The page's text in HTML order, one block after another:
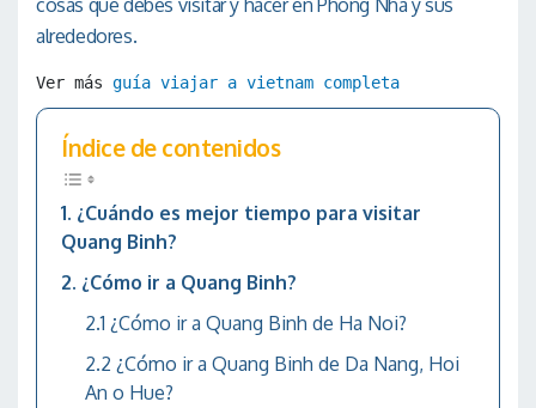
alrededores.
Ver más guía viajar a vietnam completa
Índice de contenidos
¿Cuándo es mejor tiempo para visitar
Quang Binh?
¿Cómo ir a Quang Binh?
¿Cómo ir a Quang Binh de Ha Noi?
¿Cómo ir a Quang Binh de Da Nang, Hoi
An o Hue?